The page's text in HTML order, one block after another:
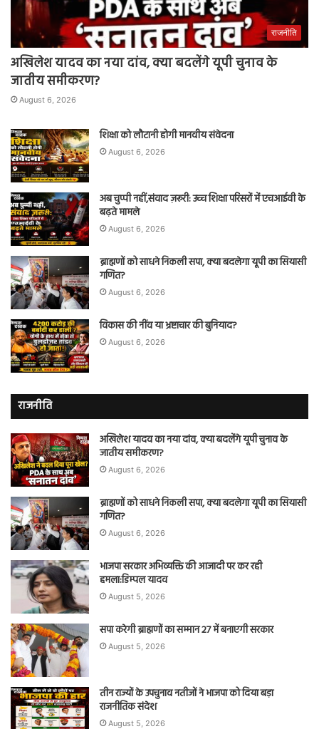
राजनीति
अखिलेश यादव का नया दांव, क्या बदलेंगे यूपी चुनाव के
जातीय समीकरण?
August 6, 2026
शिक्षा को लौटानी होगी मानवीय संवेदना
August 6, 2026
अब चुप्पी नहीं,संवाद ज़रूरी: उच्च शिक्षा परिसरों में एचआईवी के
बढ़ते मामले
August 6, 2026
ब्राह्मणों को साधने निकली सपा, क्या बदलेगा यूपी का सियासी
गणित?
August 6, 2026
विकास की नींव या भ्रष्टाचार की बुनियाद?
August 6, 2026
राजनीति
अखिलेश यादव का नया दांव, क्या बदलेंगे यूपी चुनाव के
जातीय समीकरण?
August 6, 2026
ब्राह्मणों को साधने निकली सपा, क्या बदलेगा यूपी का सियासी
गणित?
August 6, 2026
भाजपा सरकार अभिव्यक्ति की आजादी पर कर रही
हमला:डिम्पल यादव
August 5, 2026
सपा करेगी ब्राह्मणों का सम्मान 27 में बनाएगी सरकार
August 5, 2026
तीन राज्यों के उपचुनाव नतीजों ने भाजपा को दिया बड़ा
राजनीतिक संदेश
August 5, 2026